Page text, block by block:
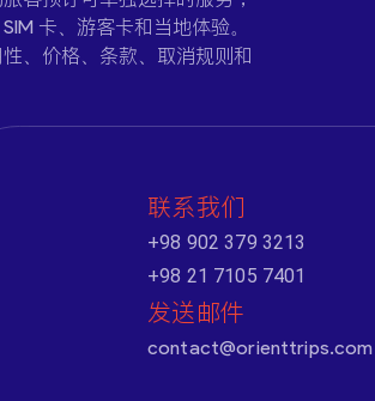
卡、游客卡和当地体验。
、价格、条款、取消规则和
联系我们
+98 902 379 3213
+98 21 7105 7401
发送邮件
contact@orienttrips.com